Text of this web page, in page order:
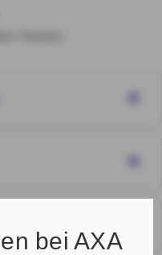
bei AXA